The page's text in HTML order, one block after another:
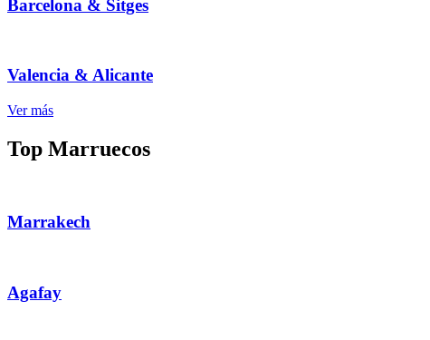
Barcelona & Sitges
Valencia & Alicante
Ver más
Top Marruecos
Marrakech
Agafay